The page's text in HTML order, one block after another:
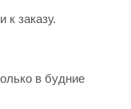
к заказу.
в будние